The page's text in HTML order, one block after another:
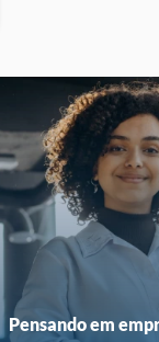
Pensando em